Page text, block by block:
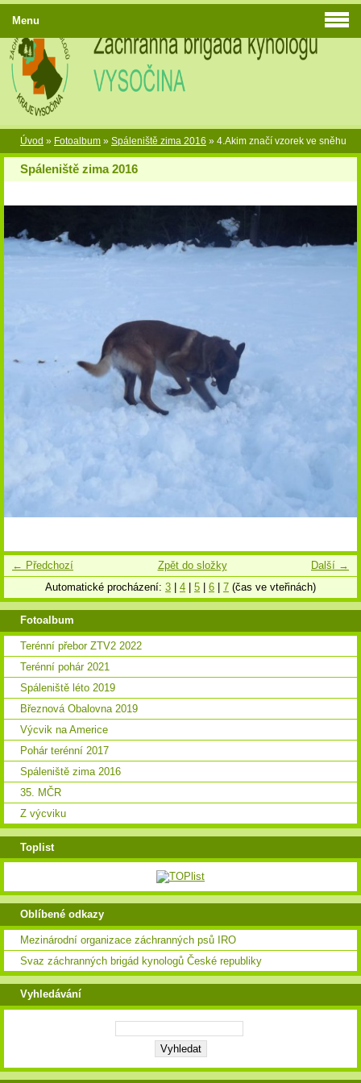
Úvod » Fotoalbum » Spáleniště zima 2016 » 4.Akim značí vzorek ve sněhu
Spáleniště zima 2016
← Předchozí Další →
Zpět do složky
Automatické procházení: 3 | 4 | 5 | 6 | 7 (čas ve vteřinách)
Menu
Fotoalbum
Terénní přebor ZTV2 2022
Terénní pohár 2021
Spáleniště léto 2019
Březnová Obalovna 2019
Výcvik na Americe
Pohár terénní 2017
Spáleniště zima 2016
35. MČR
Z výcviku
Toplist
Oblíbené odkazy
Mezinárodní organizace záchranných psů IRO
Svaz záchranných brigád kynologů České republiky
Vyhledávání